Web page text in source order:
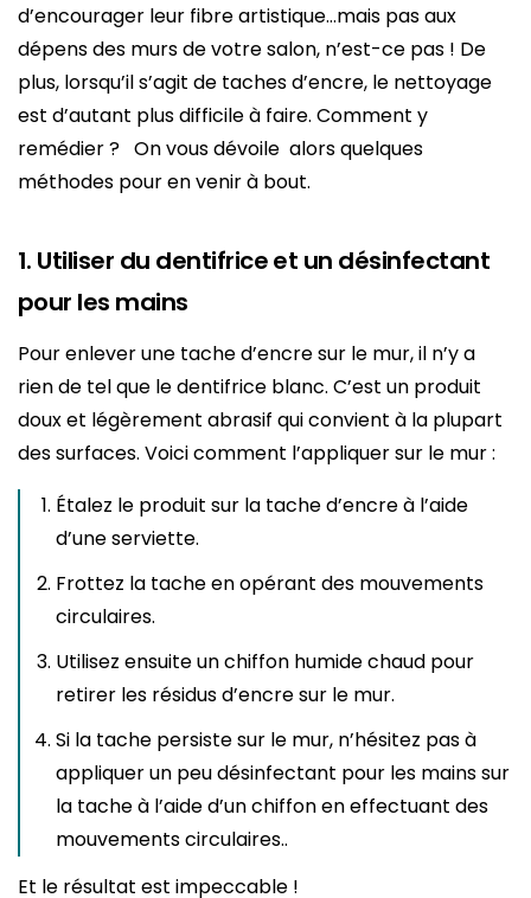
d’encourager leur fibre artistique…mais pas aux
dépens des murs de votre salon, n’est-ce pas ! De
plus, lorsqu’il s’agit de taches d’encre, le nettoyage
est d’autant plus difficile à faire. Comment y
remédier ? On vous dévoile alors quelques
méthodes pour en venir à bout.
1. Utiliser du dentifrice et un désinfectant
pour les mains
Pour enlever une tache d’encre sur le mur, il n’y a
rien de tel que le dentifrice blanc. C’est un produit
doux et légèrement abrasif qui convient à la plupart
des surfaces. Voici comment l’appliquer sur le mur :
Étalez le produit sur la tache d’encre à l’aide
d’une serviette.
Frottez la tache en opérant des mouvements
circulaires.
Utilisez ensuite un chiffon humide chaud pour
retirer les résidus d’encre sur le mur.
Si la tache persiste sur le mur, n’hésitez pas à
appliquer un peu désinfectant pour les mains sur
la tache à l’aide d’un chiffon en effectuant des
mouvements circulaires..
Et le résultat est impeccable !